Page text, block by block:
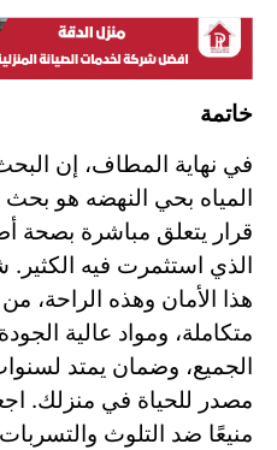
خاتمة
في نهاية المطاف، إن
المياه بحي النهضه هو بحث
قرار يتعلق مباشرة بصحة
الذي استثمرت فيه
هذا الأمان وهذه الراحة،
متكاملة، ومواد عالية
الجميع، وضمان يمتد
مصدر للحياة في منزلك.
منيعًا ضد التلوث